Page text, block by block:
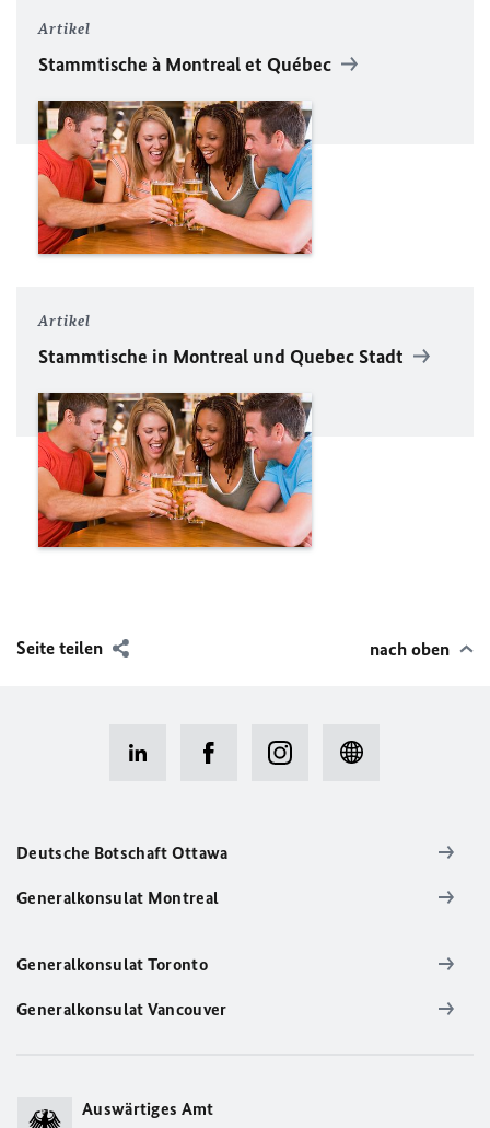
Artikel
Stammtische à Montreal et Québec
Artikel
Stammtische in Montreal und Quebec Stadt
Seite teilen nach oben
Deutsche Botschaft Ottawa
Generalkonsulat Montreal
Generalkonsulat Toronto
Generalkonsulat Vancouver
Auswärtiges Amt